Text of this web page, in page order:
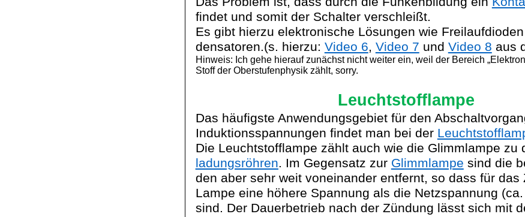
findet und somit der Schalter verschleißt.
Es gibt hierzu elektronische Lösungen wie
densatoren.(s. hierzu: Video 6, Video 7 und Video 8 aus
Hinweis: Ich gehe hierauf zunächst nicht weiter ein, weil der Bereich
Stoff der Oberstufenphysik zählt, sorry.
Leuchtstofflampe
Das häufigste Anwendungsgebiet für den
Induktionsspannungen findet man bei der
Die Leuchtstofflampe zählt auch wie die Glimmlampe zu
ladungsröhren. Im Gegensatz zur Glimmlampe sind die
den aber sehr weit voneinander entfernt, so dass für das
Lampe eine höhere Spannung als die Netzspannung
sind. Der Dauerbetrieb nach der Zündung lässt sich mit